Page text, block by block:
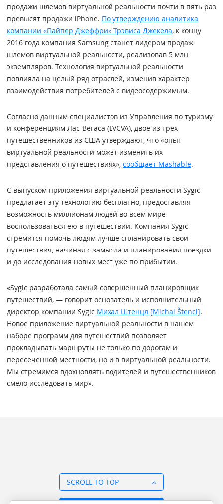
продажи шлемов виртуальной реальности почти в пять раз
превыcят продажи iPhone. По утверждению аналитика
компании «Пайпер Джеффри» Трэвиса Джекела, к концу
2016 года компания Samsung станет лидером продаж
шлемов виртуальной реальности, реализовав 5 млн
экземпляров. Технология виртуальной реальности
повлияла на целый ряд отраслей, изменив характер
взаимодействия потребителей с видеосодержимым.
Согласно данным специалистов из Управления по туризму
и конференциям Лас-Вегаса (LVCVA), двое из трех
путешественников из США утверждают, что «опыт
виртуальной реальности может изменить их
представления о путешествиях», сообщает Mashable.
С выпуском приложения виртуальной реальности Sygic
предлагает эту технологию бесплатно, предоставляя
возможность миллионам людей во всем мире
воспользоваться ею в путешествии. Компания Sygic
стремится помочь людям лучше спланировать свои
путешествия, начиная с замысла и планирования поездки
и до исследования новых мест уже по прибытии.
«Sygic разработала самый совершенный планировщик
путешествий, — говорит основатель и исполнительный
директор компании Sygic Михал Штенцл [Michal Štencl].
Новое приложение виртуальной реальности в нашем
наборе программ для путешествий позволяет
прокладывать маршруты не только по дорогам и
пересеченной местности, но и в виртуальной реальности.
Мы стремимся вдохновлять водителей и путешественников
смело исследовать мир».
SCROLL TO TOP